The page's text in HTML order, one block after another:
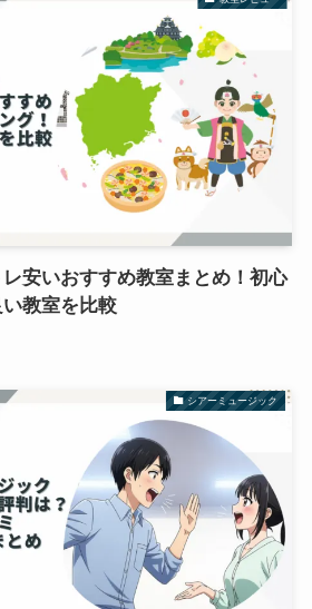
安いおすすめ教室まとめ！初心
教室を比較
シアーミュージック